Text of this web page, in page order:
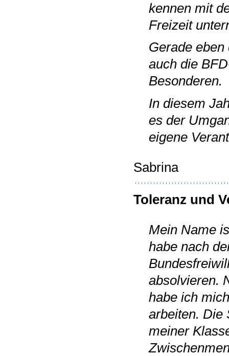
kennen mit
Freizeit
Gerade
auch die
Besonderen.
In diesem
es der
eigene
Sabrina
Toleranz und
Mein Name
habe nach
absolvieren.
habe ich
arbeiten. Die
meiner